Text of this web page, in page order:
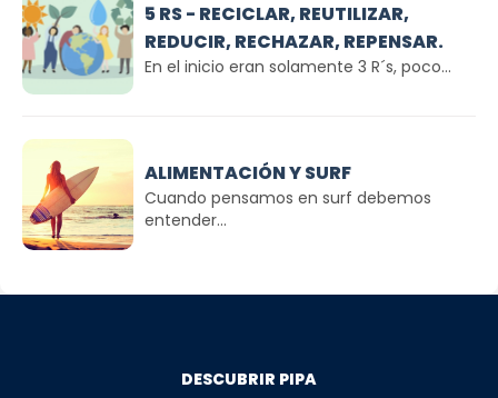
5 RS - RECICLAR, REUTILIZAR,
REDUCIR, RECHAZAR, REPENSAR.
En el inicio eran solamente 3 R´s, poco...
ALIMENTACIÓN Y SURF
Cuando pensamos en surf debemos
entender...
DESCUBRIR PIPA